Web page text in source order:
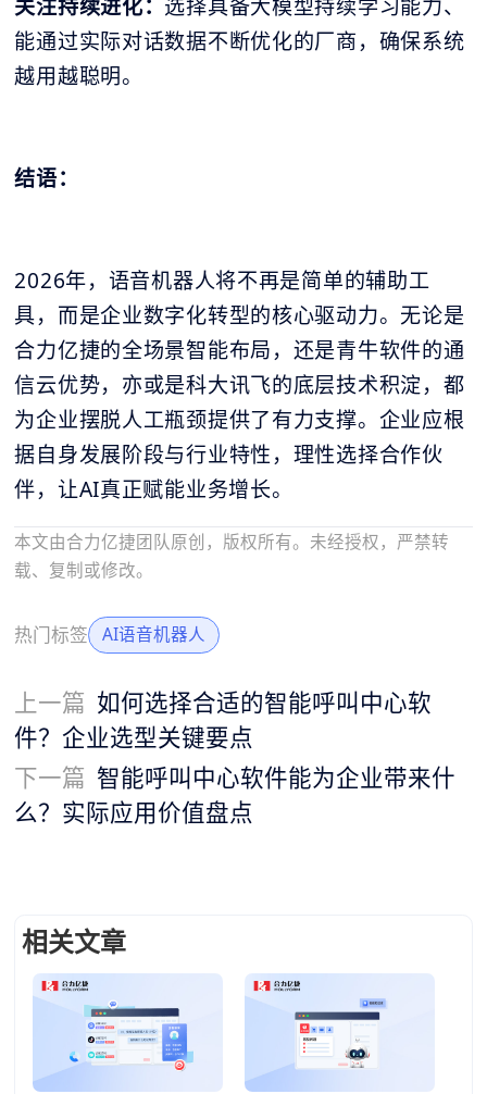
关注持续进化： 选择具备大模型持续学习能力、
能通过实际对话数据不断优化的厂商，确保系统
越用越聪明。
结语：
2026年，语音机器人将不再是简单的辅助工
具，而是企业数字化转型的核心驱动力。无论是
合力亿捷的全场景智能布局，还是青牛软件的通
信云优势，亦或是科大讯飞的底层技术积淀，都
为企业摆脱人工瓶颈提供了有力支撑。企业应根
据自身发展阶段与行业特性，理性选择合作伙
伴，让AI真正赋能业务增长。
本文由合力亿捷团队原创，版权所有。未经授权，严禁转
载、复制或修改。
热门标签 AI语音机器人
上一篇 如何选择合适的智能呼叫中心软
件？企业选型关键要点
下一篇 智能呼叫中心软件能为企业带来什
么？实际应用价值盘点
相关文章